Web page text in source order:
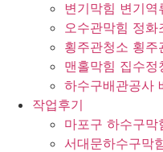
변기막힘 변기역
오수관막힘 정화
횡주관청소 횡주
맨홀막힘 집수정
하수구배관공사
작업후기
마포구 하수구
서대문하수구막